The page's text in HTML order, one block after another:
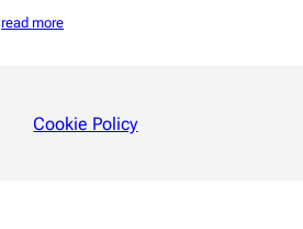
read more
Cookie Policy